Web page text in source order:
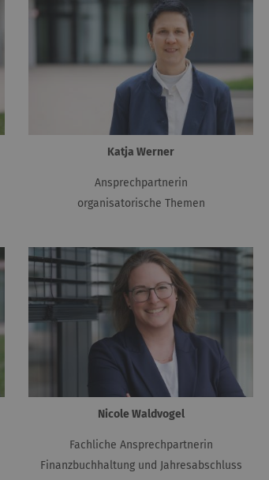
Katja Werner
Ansprechpartnerin
organisatorische Themen
Nicole Waldvogel
Fachliche Ansprechpartnerin
Finanzbuchhaltung und Jahresabschluss